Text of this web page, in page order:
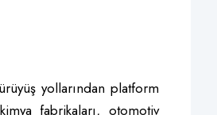
yollarından platform
fabrikaları, otomotiv